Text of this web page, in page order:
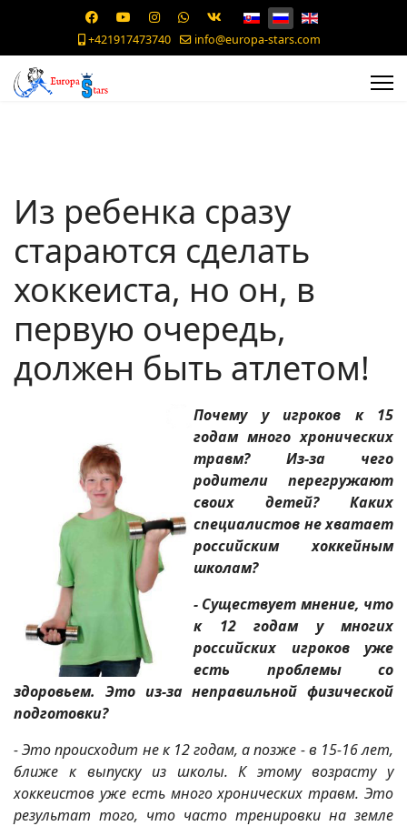
+421917473740 info@europa-stars.com
Из ребенка сразу
стараются сделать
хоккеиста, но он, в
первую очередь,
должен быть атлетом!
Почему у игроков к 15
годам много хронических
травм? Из-за чего
родители перегружают
своих детей? Каких
специалистов не хватает
российским хоккейным
школам?
- Существует мнение, что
к 12 годам у многих
российских игроков уже
есть проблемы со
здоровьем. Это из-за неправильной физической
подготовки?
- Это происходит не к 12 годам, а позже - в 15-16 лет,
ближе к выпуску из школы. К этому возрасту у
хоккеистов уже есть много хронических травм. Это
результат того, что часто тренировки на земле